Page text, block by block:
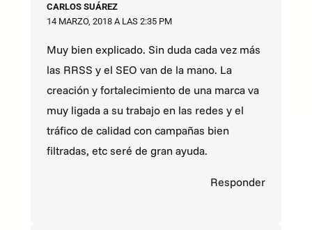
CARLOS SUÁREZ
14 MARZO, 2018 A LAS 2:35 PM
Muy bien explicado. Sin duda cada vez más
las RRSS y el SEO van de la mano. La
creación y fortalecimiento de una marca va
muy ligada a su trabajo en las redes y el
tráfico de calidad con campañas bien
filtradas, etc seré de gran ayuda.
Responder